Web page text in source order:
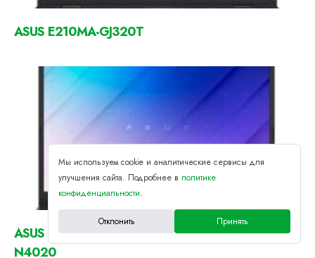
ASUS E210MA-GJ320T
ASUS E410MA 14.0 HD Notebook Intel Celeron
N4020
Мы используем cookie и аналитические сервисы для
улучшения сайта. Подробнее в политике
конфиденциальности.
Отклонить Принять